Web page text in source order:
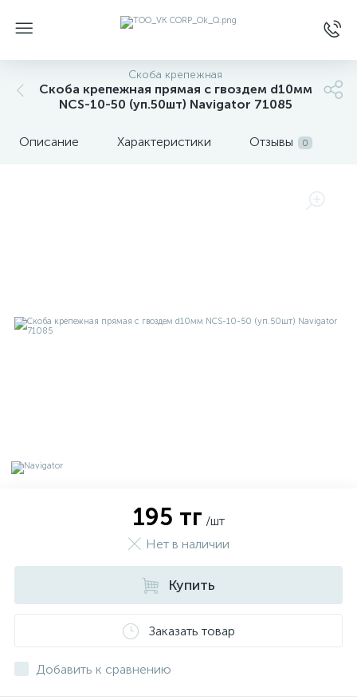
Скоба крепежная
Скоба крепежная прямая с гвоздем d10мм
NCS-10-50 (уп.50шт) Navigator 71085
Описание Характеристики Отзывы 0
195 тг /шт
Нет в наличии
Купить
Заказать товар
Добавить к сравнению